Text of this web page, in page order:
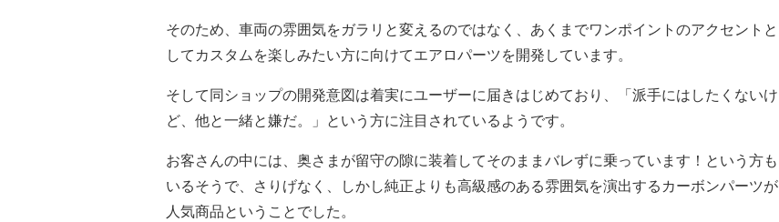
そのため、車両の雰囲気をガラリと変えるのではなく、あくまでワンポイントのアクセントと
してカスタムを楽しみたい方に向けてエアロパーツを開発しています。
そして同ショップの開発意図は着実にユーザーに届きはじめており、「派手にはしたくないけ
ど、他と一緒と嫌だ。」という方に注目されているようです。
お客さんの中には、奥さまが留守の隙に装着してそのままバレずに乗っています！という方も
いるそうで、さりげなく、しかし純正よりも高級感のある雰囲気を演出するカーボンパーツが
人気商品ということでした。